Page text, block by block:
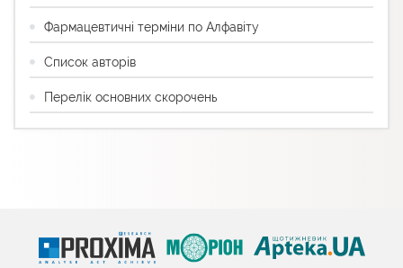
Фармацевтичні терміни по Алфавіту
Список авторів
Перелік основних скорочень